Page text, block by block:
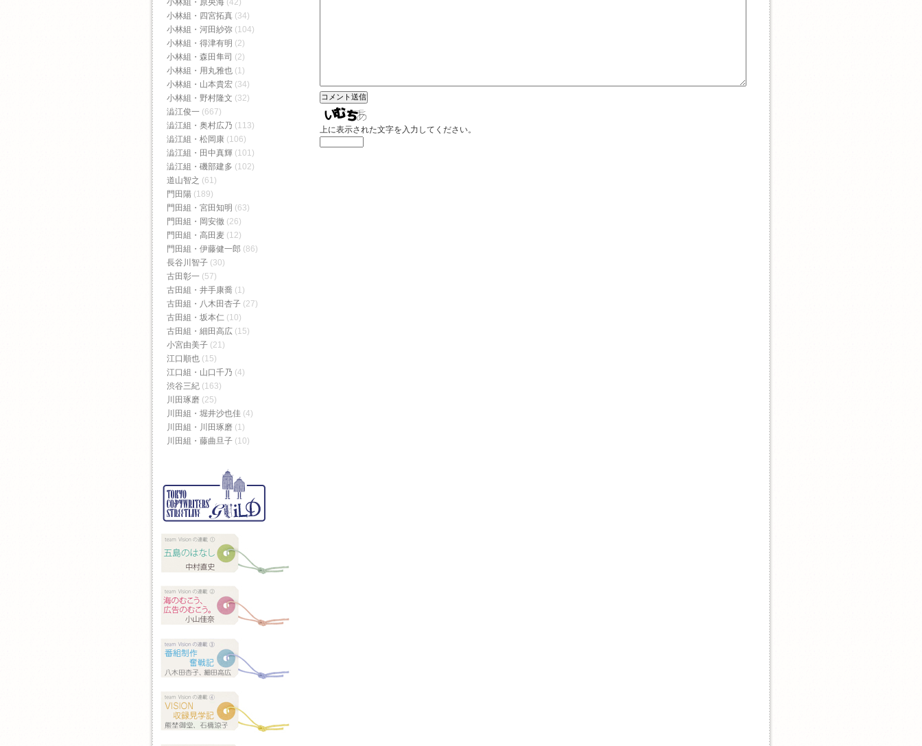
上に表示された文字を入力してください。
小林組・原央海 (42)
小林組・四宮拓真 (34)
小林組・河田紗弥 (104)
小林組・得津有明 (2)
小林組・森田隼司 (2)
小林組・用丸雅也 (1)
小林組・山本貴宏 (34)
小林組・野村隆文 (32)
澁江俊一 (667)
澁江組・奥村広乃 (113)
澁江組・松岡康 (106)
澁江組・田中真輝 (101)
澁江組・磯部建多 (102)
道山智之 (61)
門田陽 (189)
門田組・宮田知明 (63)
門田組・岡安徹 (26)
門田組・高田麦 (12)
門田組・伊藤健一郎 (86)
長谷川智子 (30)
古田彰一 (57)
古田組・井手康喬 (1)
古田組・八木田杏子 (27)
古田組・坂本仁 (10)
古田組・細田高広 (15)
小宮由美子 (21)
江口順也 (15)
江口組・山口千乃 (4)
渋谷三紀 (163)
川田琢磨 (25)
川田組・堀井沙也佳 (4)
川田組・川田琢磨 (1)
川田組・藤曲旦子 (10)